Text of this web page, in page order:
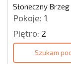
Słoneczny Brzeg
Pokoje: 1
Piętro: 2
Szukam